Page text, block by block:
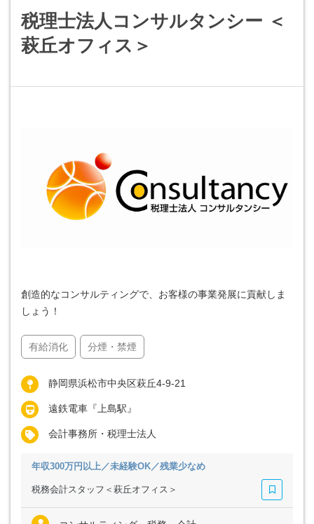
税理士法人コンサルタンシー ＜
萩丘オフィス＞
創造的なコンサルティングで、お客様の事業発展に貢献しま
しょう！
有給消化 分煙・禁煙
静岡県浜松市中央区萩丘4-9-21
遠鉄電車『上島駅』
会計事務所・税理士法人
年収300万円以上／未経験OK／残業少なめ
税務会計スタッフ＜萩丘オフィス＞